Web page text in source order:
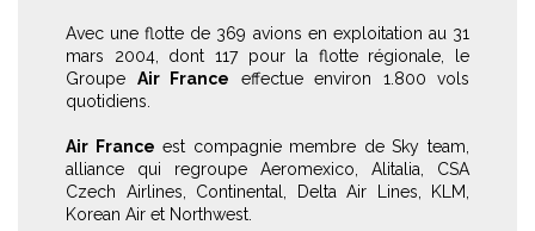
Avec une flotte de 369 avions en exploitation au 31
mars 2004, dont 117 pour la flotte régionale, le
Groupe Air France effectue environ 1.800 vols
quotidiens.
Air France est compagnie membre de Sky team,
alliance qui regroupe Aeromexico, Alitalia, CSA
Czech Airlines, Continental, Delta Air Lines, KLM,
Korean Air et Northwest.